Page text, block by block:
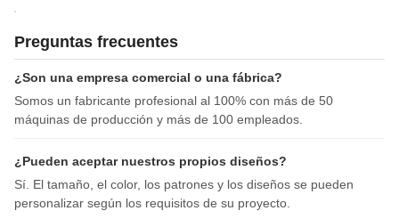
Preguntas frecuentes
¿Son una empresa comercial o una fábrica?
Somos un fabricante profesional al 100% con más de 50
máquinas de producción y más de 100 empleados.
¿Pueden aceptar nuestros propios diseños?
Sí. El tamaño, el color, los patrones y los diseños se pueden
personalizar según los requisitos de su proyecto.